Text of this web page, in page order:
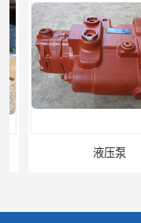
液压泵